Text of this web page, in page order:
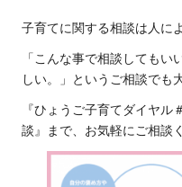
子育てに関する相談は人に
「こんな事で相談しても
しい。」というご相談でも
『ひょうご子育てダイヤ
談』まで、お気軽にご相談